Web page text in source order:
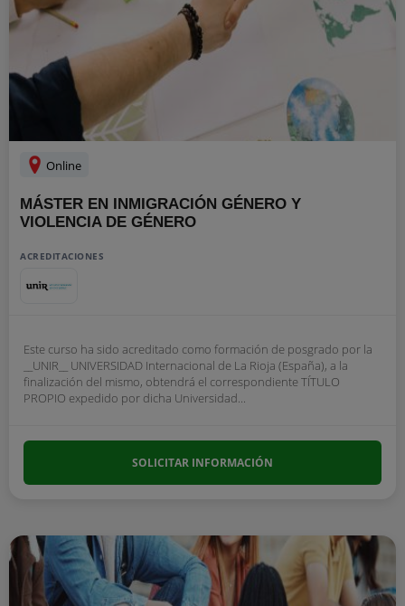
Online
MÁSTER EN INMIGRACIÓN GÉNERO Y
VIOLENCIA DE GÉNERO
ACREDITACIONES
Este curso ha sido acreditado como formación de posgrado por la
__UNIR__ UNIVERSIDAD Internacional de La Rioja (España), a la
finalización del mismo, obtendrá el correspondiente TÍTULO
PROPIO expedido por dicha Universidad...
SOLICITAR INFORMACIÓN